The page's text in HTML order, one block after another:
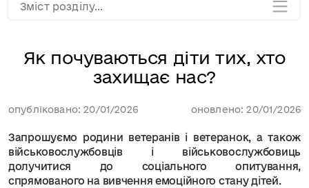
Як почуваються діти тих, хто
захищає нас?
опубліковано: 20/01/2026 оновлено: 20/01/2026
Запрошуємо родини ветеранів і ветеранок, а також
військовослужбовців і військовослужбовиць
долучитися до соціального опитування,
спрямованого на вивчення емоційного стану дітей.
Зміст розділу...